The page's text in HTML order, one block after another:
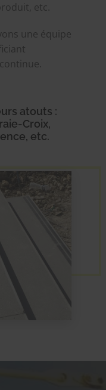
etc.
une équipe
atouts :
Croix,
etc.